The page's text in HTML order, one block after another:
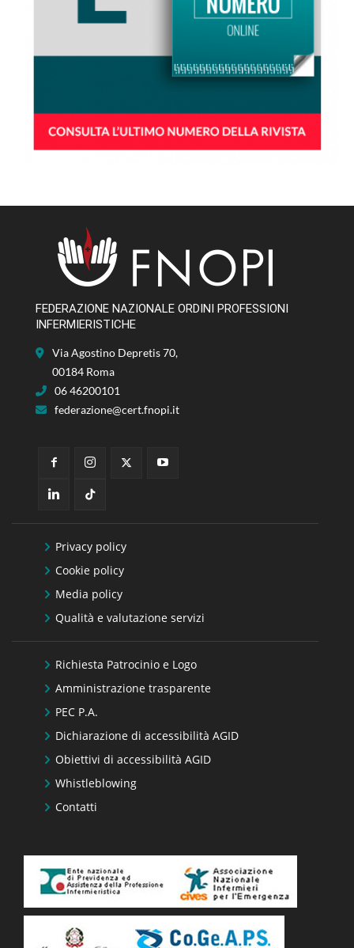
FEDERAZIONE NAZIONALE ORDINI PROFESSIONI
INFERMIERISTICHE
Via Agostino Depretis 70,
00184 Roma
06 46200101
federazione@cert.fnopi.it
Privacy policy
Cookie policy
Media policy
Qualità e valutazione servizi
Richiesta Patrocinio e Logo
Amministrazione trasparente
PEC P.A.
Dichiarazione di accessibilità AGID
Obiettivi di accessibilità AGID
Whistleblowing
Contatti